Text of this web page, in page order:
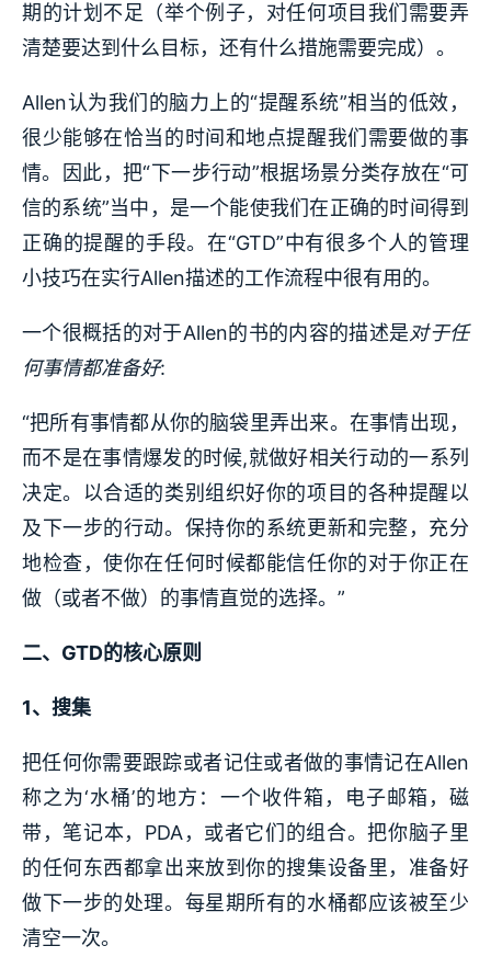
期的计划不足（举个例子，对任何项目我们需要弄
清楚要达到什么目标，还有什么措施需要完成）。
Allen认为我们的脑力上的“提醒系统”相当的低效，
很少能够在恰当的时间和地点提醒我们需要做的事
情。因此，把“下一步行动”根据场景分类存放在“可
信的系统”当中，是一个能使我们在正确的时间得到
正确的提醒的手段。在“GTD”中有很多个人的管理
小技巧在实行Allen描述的工作流程中很有用的。
一个很概括的对于Allen的书的内容的描述是对于任
何事情都准备好:
“把所有事情都从你的脑袋里弄出来。在事情出现，
而不是在事情爆发的时候,就做好相关行动的一系列
决定。以合适的类别组织好你的项目的各种提醒以
及下一步的行动。保持你的系统更新和完整，充分
地检查，使你在任何时候都能信任你的对于你正在
做（或者不做）的事情直觉的选择。”
二、GTD的核心原则
1、搜集
把任何你需要跟踪或者记住或者做的事情记在Allen
称之为‘水桶’的地方：一个收件箱，电子邮箱，磁
带，笔记本，PDA，或者它们的组合。把你脑子里
的任何东西都拿出来放到你的搜集设备里，准备好
做下一步的处理。每星期所有的水桶都应该被至少
清空一次。